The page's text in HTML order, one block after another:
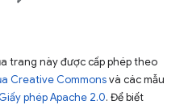
trang này được cấp phép theo
Creative Commonsvà các mẫu
Giấy phép Apache 2.0. Để biết